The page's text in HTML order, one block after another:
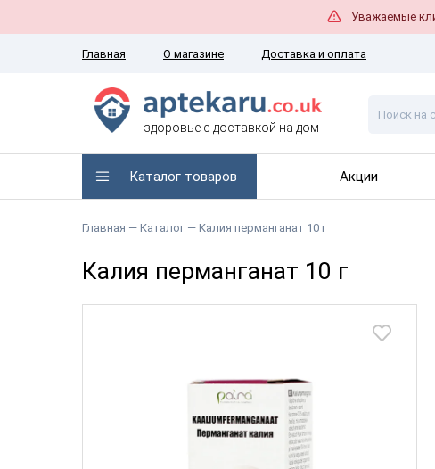
Уважаемые
Главная О магазине Доставка и оплата
здоровье с доставкой на дом
Каталог товаров Акции
Главная — Каталог — Калия перманганат 10 г
Калия перманганат 10 г